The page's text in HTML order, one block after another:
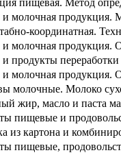
пищевая. Метод
молочная продукция.
координатная.
молочная продукция.
продукты
молочная продукция.
молочные. Молоко
жир, масло и паста
пищевые и
из картона и
пищевые,